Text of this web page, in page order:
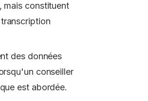
mais constituent
des données
conseiller
est abordée.